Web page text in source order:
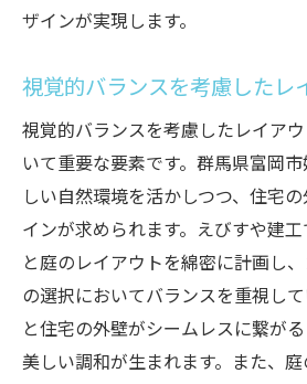
ザインが実現します。
視覚的バランスを考慮したレ
視覚的バランスを考慮したレイア
いて重要な要素です。群馬県富岡
しい自然環境を活かしつつ、住宅
インが求められます。えびすや建
と庭のレイアウトを綿密に計画し
の選択においてバランスを重視し
と住宅の外壁がシームレスに繋が
美しい調和が生まれます。また、